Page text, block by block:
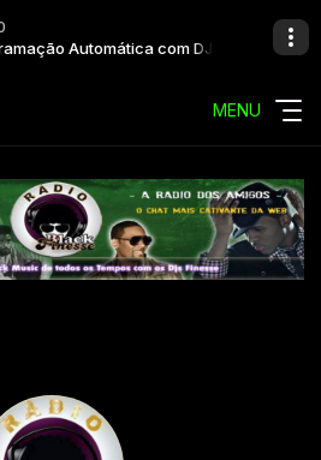
Automática com DJ Black Finesse
MENU